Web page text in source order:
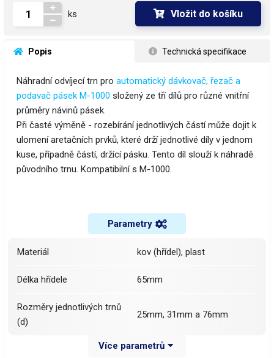
ks Vložit do košíku
Popis Technická specifikace
Náhradní odvíjecí trn pro automatický dávkovač, řezač a
podavač pásek M-1000 složený ze tří dílů pro různé vnitřní
průměry návinů pásek.
Při časté výměně - rozebírání jednotlivých částí může dojit k
ulomení aretačních prvků, které drží jednotlivé díly v jednom
kuse, případně částí, držící pásku. Tento díl slouží k náhradě
původního trnu. Kompatibilní s M-1000.
Parametry
Materiál kov (hřídel), plast
Délka hřídele 65mm
Rozměry jednotlivých trnů
(d)
25mm, 31mm a 76mm
0.072 kg
Více parametrů